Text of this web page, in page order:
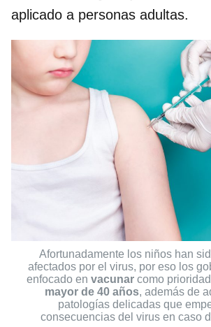
aplicado a personas adultas.
Afortunadamente los niños han
afectados por el virus, por eso los
enfocado en vacunar
mayor de 40 años, además de
patologías delicadas que
consecuencias del virus en caso